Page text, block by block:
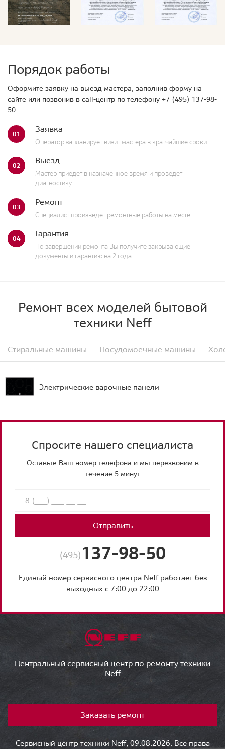
Порядок работы
Оформите заявку на выезд мастера, заполнив форму на
сайте или позвонив в call-центр по телефону +7 (495) 137-98-
50
01 Заявка
Оператор запланирует визит мастера в кратчайшие сроки.
02 Выезд
Мастер приедет в назначенное время и проведет
диагностику
03 Ремонт
Специалист произведет ремонтные работы на месте
04 Гарантия
По завершении ремонта Вы получите закрывающие
документы и гарантию на 2 года
Ремонт всех моделей бытовой
техники Neff
Стиральные машины Посудомоечные машины
Электрические варочные панели
Спросите нашего специалиста
Оставьте Ваш номер телефона и мы перезвоним в
течение 5 минут
Отправить
(495) 137-98-50
Единый номер сервисного центра Neff работает без
выходных с 7:00 до 22:00
Центральный сервисный центр по ремонту техники
Neff
Заказать ремонт
Сервисный центр техники Neff, 09.08.2026. Все права